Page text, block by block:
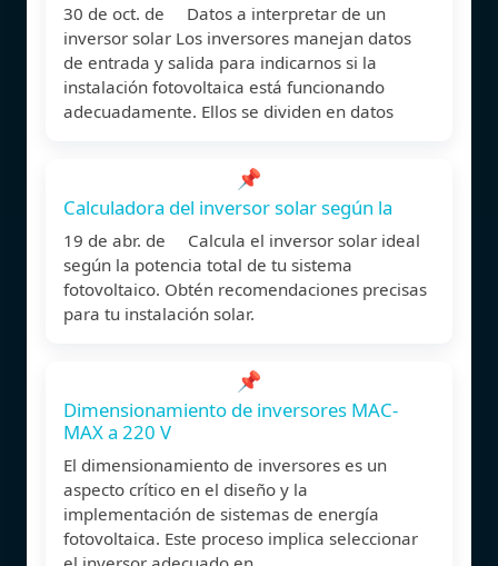
30 de oct. de Datos a interpretar de un
inversor solar Los inversores manejan datos
de entrada y salida para indicarnos si la
instalación fotovoltaica está funcionando
adecuadamente. Ellos se dividen en datos
📌
Calculadora del inversor solar según la
19 de abr. de Calcula el inversor solar ideal
según la potencia total de tu sistema
fotovoltaico. Obtén recomendaciones precisas
para tu instalación solar.
📌
Dimensionamiento de inversores MAC-
MAX a 220 V
El dimensionamiento de inversores es un
aspecto crítico en el diseño y la
implementación de sistemas de energía
fotovoltaica. Este proceso implica seleccionar